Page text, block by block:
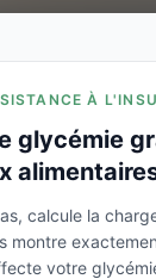
À
glycémie
calcule la
montre
votre